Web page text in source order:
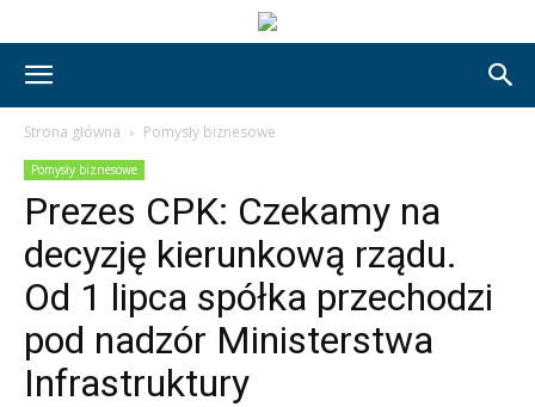
Strona główna Pomysły biznesowe
Pomysły biznesowe
Prezes CPK: Czekamy na
decyzję kierunkową rządu.
Od 1 lipca spółka przechodzi
pod nadzór Ministerstwa
Infrastruktury